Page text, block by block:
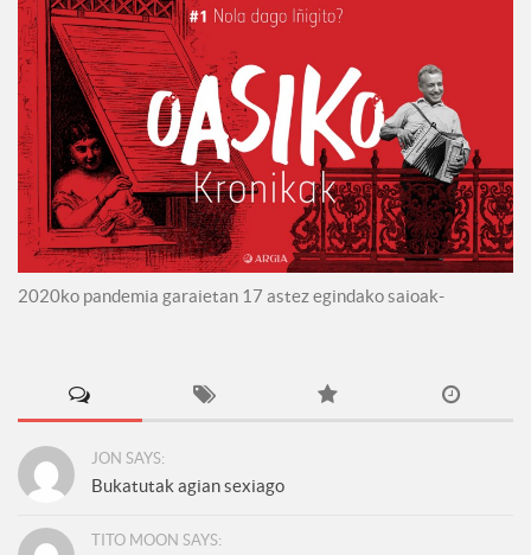
2020ko pandemia garaietan 17 astez egindako saioak-
JON SAYS:
Bukatutak agian sexiago
TITO MOON SAYS: